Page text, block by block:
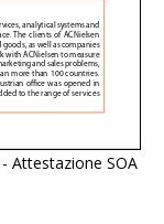
Attestazione SOA